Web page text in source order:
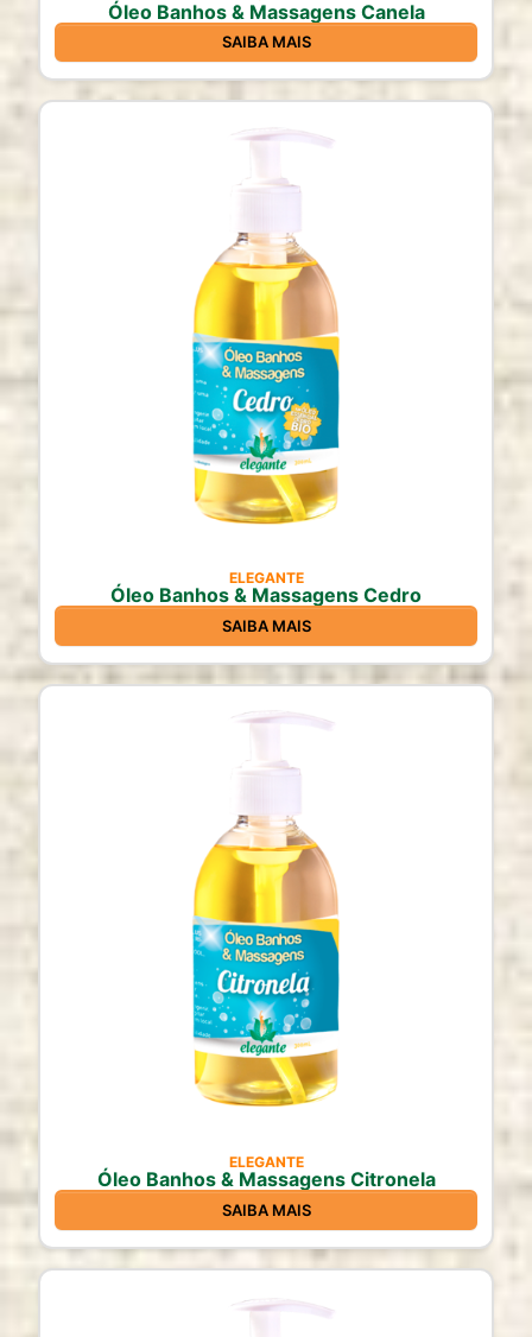
Óleo Banhos & Massagens Canela
SAIBA MAIS
ELEGANTE
Óleo Banhos & Massagens Cedro
SAIBA MAIS
ELEGANTE
Óleo Banhos & Massagens Citronela
SAIBA MAIS